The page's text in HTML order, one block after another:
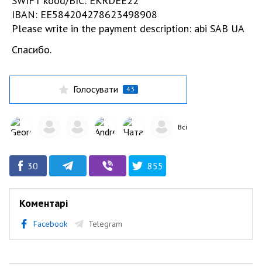
IBAN: EE584204278623498908
Please write in the payment description: abi SAB UA
Спасибо.
Голосувати 43
Всі
30 855
Коментарі
Facebook Telegram